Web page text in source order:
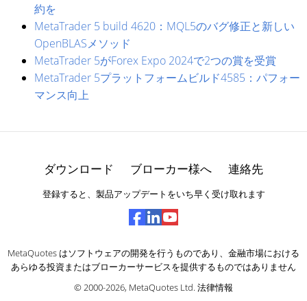
約を
MetaTrader 5 build 4620：MQL5のバグ修正と新しい
OpenBLASメソッド
MetaTrader 5がForex Expo 2024で2つの賞を受賞
MetaTrader 5プラットフォームビルド4585：パフォー
マンス向上
ダウンロード ブローカー様へ 連絡先
登録すると、製品アップデートをいち早く受け取れます
MetaQuotes はソフトウェアの開発を行うものであり、金融市場における
あらゆる投資またはブローカーサービスを提供するものではありません
© 2000-2026, MetaQuotes Ltd. 法律情報